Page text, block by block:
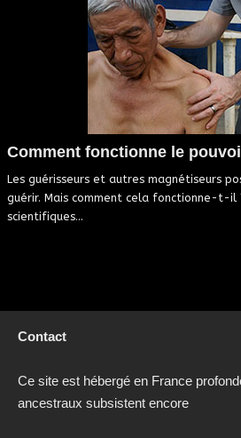
Comment fonctionne le
Les guérisseurs et autres magnétiseurs
guérir. Mais comment cela fonctionne-t-il
scientifiques...
Contact
Ce site est hébergé en France
ancestraux subsistent encore